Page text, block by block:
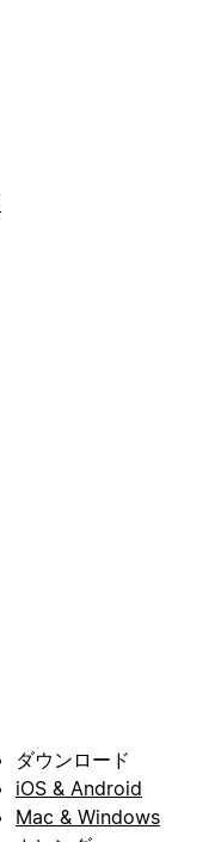
ダウンロード
iOS & Android
Mac & Windows